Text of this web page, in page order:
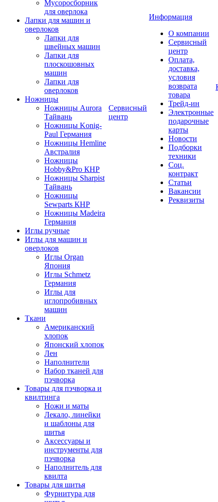
Мусоросборник
для оверлока
Лапки для машин и
оверлоков
Лапки для
швейных машин
Лапки для
плоскошовных
машин
Лапки для
оверлоков
Ножницы
Ножницы Aurora
Тайвань
Ножницы Konig-
Paul Германия
Ножницы Hemline
Австралия
Ножницы
Hobby&Pro КНР
Ножницы Sharpist
Тайвань
Ножницы
Sewparts КНР
Ножницы Madeira
Германия
Иглы ручные
Иглы для машин и
оверлоков
Иглы Organ
Япония
Иглы Schmetz
Германия
Иглы для
иглопробивных
машин
Ткани
Американский
хлопок
Японский хлопок
Лен
Наполнители
Набор тканей для
пэчворка
Товары для пэчворка и
квилтинга
Ножи и маты
Лекало, линейки
и шаблоны для
шитья
Аксессуары и
инструменты для
пэчворка
Наполнитель для
квилта
Товары для шитья
Фурнитура для
Сервисный
центр
Информация
О компании
Сервисный
центр
Оплата,
доставка,
условия
возврата
товара
Трейд-ин
Электронные
подарочные
карты
Новости
Подборки
техники
Соц.
контракт
Статьи
Вакансии
Реквизиты